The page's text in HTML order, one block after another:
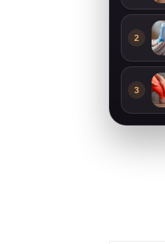
2
3